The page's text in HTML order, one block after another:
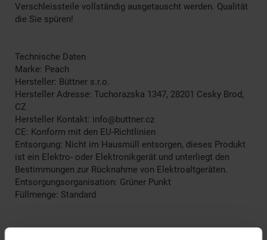
Verschleissteile vollständig ausgetauscht werden. Qualität
die Sie spüren!
Technische Daten
Marke: Peach
Hersteller: Büttner s.r.o.
Hersteller Adresse: Tuchorazska 1347, 28201 Cesky Brod,
CZ
Hersteller Kontakt: info@buttner.cz
CE: Konform mit den EU-Richtlinien
Entsorgung: Nicht im Hausmüll entsorgen, dieses Produkt
ist ein Elektro- oder Elektronikgerät und unterliegt den
Bestimmungen zur Rücknahme von Elektroaltgeräten.
Entsorgungsorganisation: Grüner Punkt
Füllmenge: Standard